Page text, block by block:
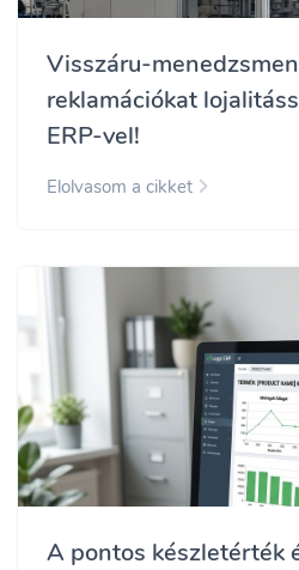
Visszáru-
reklamációkat
ERP-vel!
Elolvasom a cikket
A pontos készletérték